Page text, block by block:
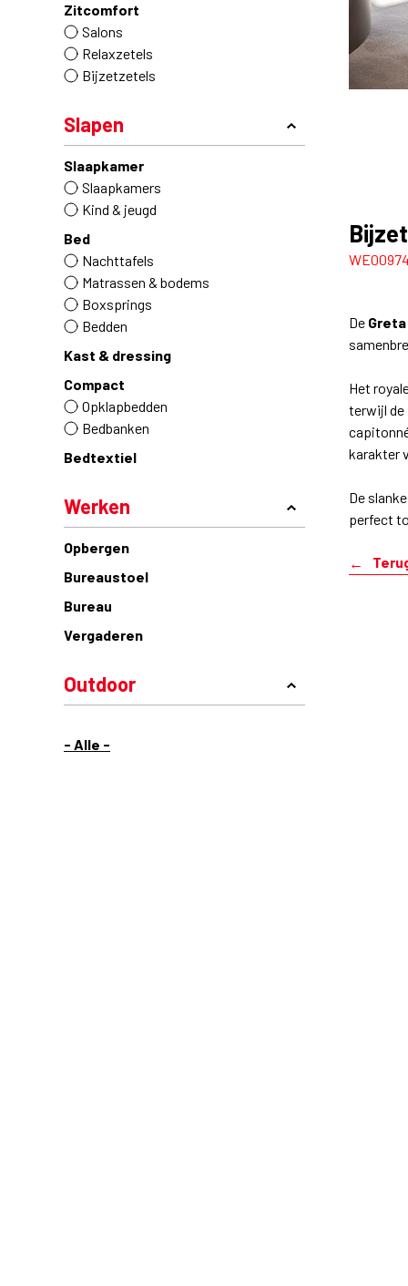
- Alle -
Zitcomfort
Salons
Relaxzetels
Bijzetzetels
Slapen
Slaapkamer
Slaapkamers
Kind & jeugd
Bed
Nachttafels
Matrassen & bodems
Boxsprings
Bedden
Kast & dressing
Compact
Opklapbedden
Bedbanken
Bedtextiel
Werken
Opbergen
Bureaustoel
Bureau
Vergaderen
Outdoor
De
Het
terwijl
karakter
De
perfect